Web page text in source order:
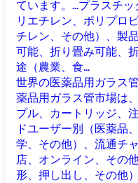
ています。...プラスチ
リエチレン、ポリプロ
チレン、その他）、製
可能、折り畳み可能、
途（農業、食...
世界の医薬品用ガラス
薬品用ガラス管市場は
プル、カートリッジ、
ドユーザー別（医薬品
学、その他）、流通チ
店、オンライン、その
形、押し出し、その他